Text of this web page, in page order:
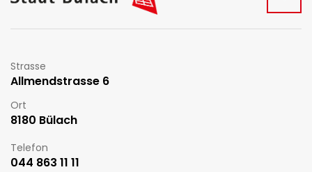
Strasse
Allmendstrasse 6
Ort
8180 Bülach
Telefon
044 863 11 11